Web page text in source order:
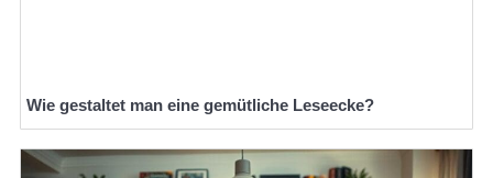
Wie gestaltet man eine gemütliche Leseecke?